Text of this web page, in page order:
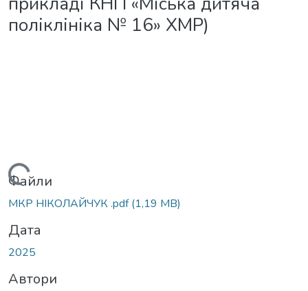
поліклініка № 16» ХМР)
Файли
МКР НІКОЛАЙЧУК .pdf(1,19 MB)
Дата
2025
Автори